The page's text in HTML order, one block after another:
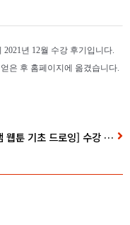
년 12월 수강 후기입니다.
은 후 홈페이지에 옮겼습니다.
[이슬샘 웹툰 기초 드로잉] 수강 후기